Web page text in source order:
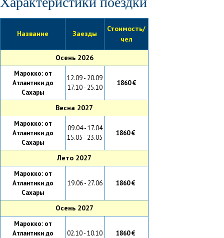
Название Заезды
Стоимость/
чел
Осень 2026
Марокко: от
Атлантики до
Сахары
12.09 - 20.09
17.10 - 25.10
1860 €
Весна 2027
Марокко: от
Атлантики до
Сахары
09.04 - 17.04
15.05 - 23.05
1860 €
Лето 2027
Марокко: от
Атлантики до
Сахары
19.06 - 27.06 1860 €
Осень 2027
Марокко: от
Атлантики до
02.10 - 10.10 1860 €